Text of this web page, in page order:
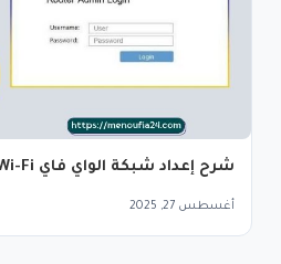
شرح إعداد شبكة الواي فاي Wi-Fi من خلال 192.168.1.1
أغسطس 27, 2025